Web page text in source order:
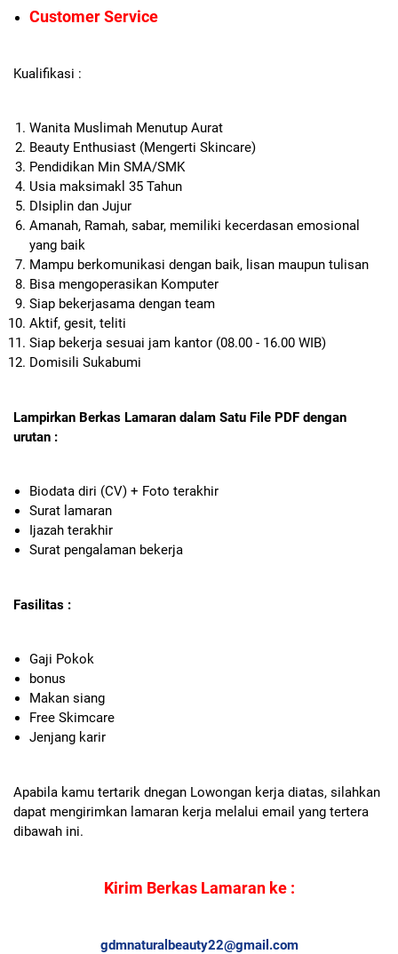
Customer Service
Kualifikasi :
Wanita Muslimah Menutup Aurat
Beauty Enthusiast (Mengerti Skincare)
Pendidikan Min SMA/SMK
Usia maksimakl 35 Tahun
DIsiplin dan Jujur
Amanah, Ramah, sabar, memiliki kecerdasan emosional
yang baik
Mampu berkomunikasi dengan baik, lisan maupun tulisan
Bisa mengoperasikan Komputer
Siap bekerjasama dengan team
Aktif, gesit, teliti
Siap bekerja sesuai jam kantor (08.00 - 16.00 WIB)
Domisili Sukabumi
Lampirkan Berkas Lamaran dalam Satu File PDF dengan
urutan :
Biodata diri (CV) + Foto terakhir
Surat lamaran
Ijazah terakhir
Surat pengalaman bekerja
Fasilitas :
Gaji Pokok
bonus
Makan siang
Free Skimcare
Jenjang karir
Apabila kamu tertarik dnegan Lowongan kerja diatas, silahkan
dapat mengirimkan lamaran kerja melalui email yang tertera
dibawah ini.
Kirim Berkas Lamaran ke :
gdmnaturalbeauty22@gmail.com